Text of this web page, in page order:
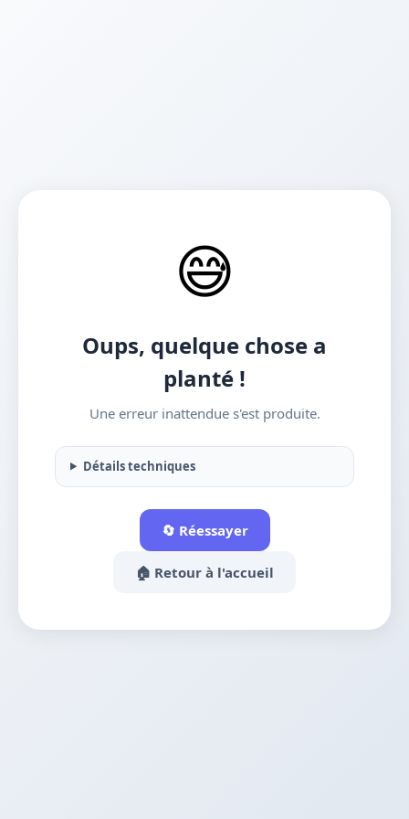
😅
Oups, quelque chose a
planté !
Une erreur inattendue s'est produite.
Détails techniques
🔄 Réessayer
🏠 Retour à l'accueil